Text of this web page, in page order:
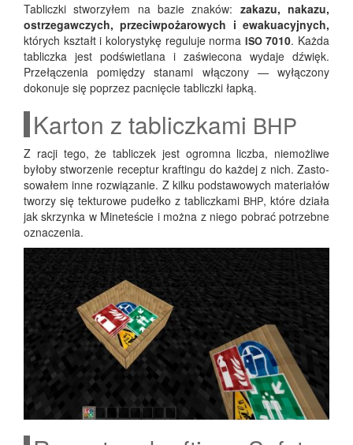
Tablicz­ki stwo­rzy­łem na bazie zna­ków: zaka­zu, naka­zu,
ostrze­gaw­czych, prze­ciw­po­ża­ro­wych i ewa­ku­acyj­nych,
któ­rych kształt i kolo­ry­sty­kę regu­lu­je nor­ma ISO7010. Każ­da
tablicz­ka jest pod­świe­tla­na i zaświe­co­na wyda­je dźwięk.
Prze­łą­cze­nia pomię­dzy sta­na­mi włą­czo­ny — wyłą­czo­ny
doko­nu­je się poprzez pac­nię­cie tablicz­ki łapką.
Karton z tabliczkami BHP
Z racji tego, że tabli­czek jest ogrom­na licz­ba, nie­moż­li­we
było­by stwo­rze­nie recep­tur kra­ftin­gu do każ­dej z nich. Zasto­
so­wa­łem inne roz­wią­za­nie. Z kil­ku pod­sta­wo­wych mate­ria­łów
two­rzy się tek­tu­ro­we pudeł­ko z tablicz­ka­mi BHP, któ­re dzia­ła
jak skrzyn­ka w Mine­te­ście i moż­na z nie­go pobrać potrzeb­ne
oznaczenia.